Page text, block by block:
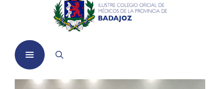
Menú